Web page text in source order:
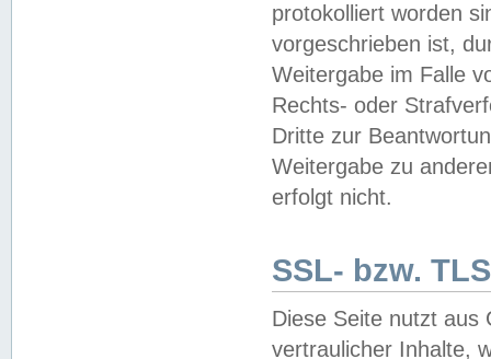
protokolliert worden
vorgeschrieben ist,
Weitergabe im Falle
Rechts- oder
Dritte zur
Weitergabe zu
erfolgt nicht.
SSL- bzw.
Diese Seite nutzt aus
vertraulicher Inhalte,